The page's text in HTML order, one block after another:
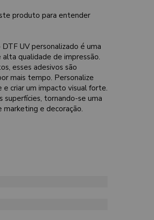
produto para entender
UV personalizado é uma
qualidade de impressão.
esses adesivos são
mais tempo. Personalize
criar um impacto visual forte.
superfícies, tornando-se uma
marketing e decoração.